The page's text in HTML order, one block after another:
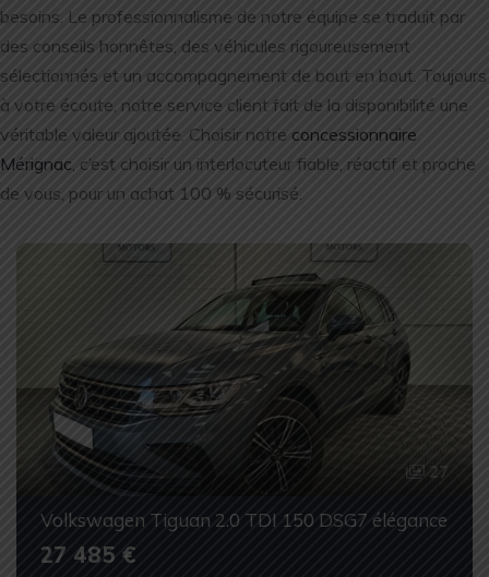
besoins. Le professionnalisme de notre équipe se traduit par
des conseils honnêtes, des véhicules rigoureusement
sélectionnés et un accompagnement de bout en bout. Toujours
à votre écoute, notre service client fait de la disponibilité une
véritable valeur ajoutée. Choisir notre concessionnaire
Mérignac , c’est choisir un interlocuteur fiable, réactif et proche
de vous, pour un achat 100 % sécurisé.
27
Volkswagen Tiguan 2.0 TDI 150 DSG7 élégance
27 485 €